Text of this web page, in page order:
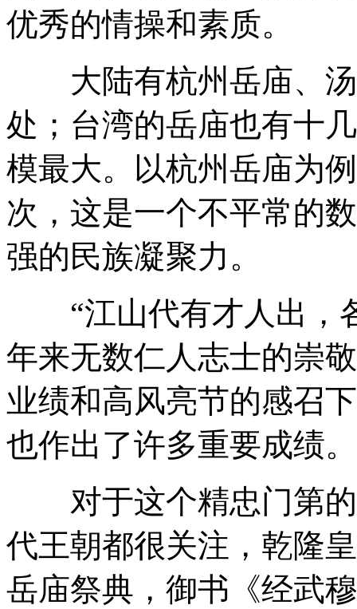
优秀的情操和素质。
大陆有杭州岳庙、汤
处；台湾的岳庙也有十
模最大。以杭州岳庙为
次，这是一个不平常的
强的民族凝聚力。
“江山代有才人出，
年来无数仁人志士的崇
业绩和高风亮节的感召
也作出了许多重要成绩。
对于这个精忠门第的
代王朝都很关注，乾隆
岳庙祭典，御书《经武